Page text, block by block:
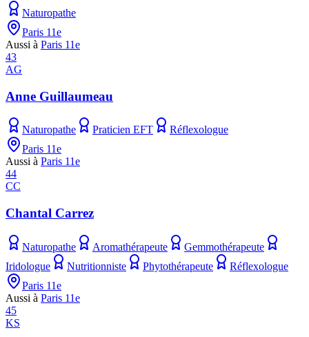
Naturopathe
Paris 11e
Aussi à Paris 11e
43
AG
Anne Guillaumeau
Naturopathe Praticien EFT
Réflexologue
Paris 11e
Aussi à Paris 11e
44
CC
Chantal Carrez
Naturopathe Aromathérapeute
Gemmothérapeute
Iridologue
Nutritionniste Phytothérapeute
Réflexologue
Paris 11e
Aussi à Paris 11e
45
KS